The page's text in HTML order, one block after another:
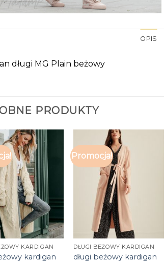
OPIS
długi MG Plain beżowy
PRODUKTY
KARDIGAN
kardigan
Promocja!
DŁUGI BEŻOWY KARDIGAN
długi beżowy kardigan